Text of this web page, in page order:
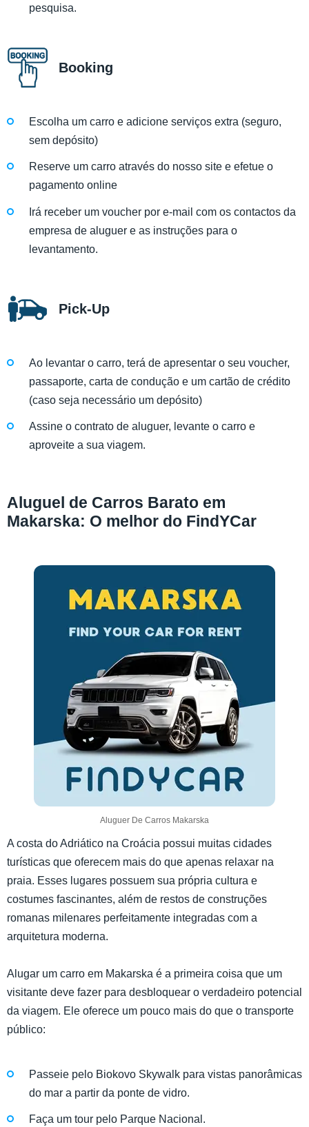
pesquisa.
Booking
Escolha um carro e adicione serviços extra (seguro,
sem depósito)
Reserve um carro através do nosso site e efetue o
pagamento online
Irá receber um voucher por e-mail com os contactos da
empresa de aluguer e as instruções para o
levantamento.
Pick-Up
Ao levantar o carro, terá de apresentar o seu voucher,
passaporte, carta de condução e um cartão de crédito
(caso seja necessário um depósito)
Assine o contrato de aluguer, levante o carro e
aproveite a sua viagem.
Aluguel de Carros Barato em
Makarska: O melhor do FindYCar
Aluguer De Carros Makarska
A costa do Adriático na Croácia possui muitas cidades
turísticas que oferecem mais do que apenas relaxar na
praia. Esses lugares possuem sua própria cultura e
costumes fascinantes, além de restos de construções
romanas milenares perfeitamente integradas com a
arquitetura moderna.
Alugar um carro em Makarska é a primeira coisa que um
visitante deve fazer para desbloquear o verdadeiro potencial
da viagem. Ele oferece um pouco mais do que o transporte
público:
Passeie pelo Biokovo Skywalk para vistas panorâmicas
do mar a partir da ponte de vidro.
Faça um tour pelo Parque Nacional.